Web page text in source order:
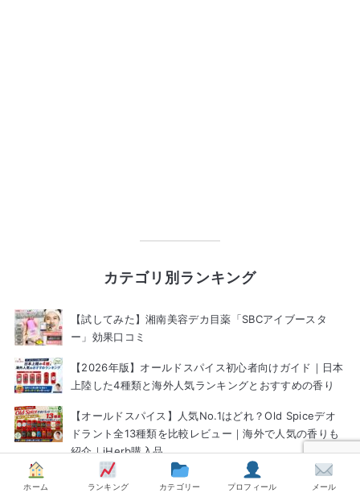
カテゴリ別ランキング
【試してみた】湘南美容デカ目薬「SBCアイブースタ
ー」効果口コミ
【2026年版】オールドスパイス初心者向けガイド｜日本
上陸した4種類と海外人気ランキングとおすすめの香り
【オールドスパイス】人気No.1はどれ？Old Spiceデオ
ドラント全13種類を比較レビュー｜海外で人気の香りも
紹介｜iHerb購入品
【フェロモン香水】モテる香りは本当に効果ある？SNS
ホーム ランキング カテゴリー プロフィール メール